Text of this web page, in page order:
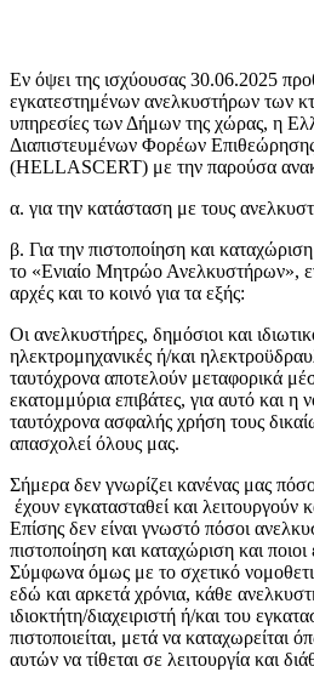
Εν όψει της ισχύουσας 30.06.2025
εγκατεστημένων ανελκυστήρων των
υπηρεσίες των Δήμων της χώρας, η
Διαπιστευμένων Φορέων
(HELLASCERT) με την παρούσα
α. για την κατάσταση με τους
β. Για την πιστοποίηση και
το «Ενιαίο Μητρώο Ανελκυστήρων»,
αρχές και το κοινό για τα εξής:
Οι ανελκυστήρες, δημόσιοι και
ηλεκτρομηχανικές ή/και
ταυτόχρονα αποτελούν μεταφορικά
εκατομμύρια επιβάτες, για αυτό και η
ταυτόχρονα ασφαλής χρήση τους
απασχολεί όλους μας.
Σήμερα δεν γνωρίζει κανένας μας
έχουν εγκατασταθεί και λειτουργούν
Επίσης δεν είναι γνωστό πόσοι
πιστοποίηση και καταχώριση και ποιοι
Σύμφωνα όμως με το σχετικό
εδώ και αρκετά χρόνια, κάθε
ιδιοκτήτη/διαχειριστή ή/και του
πιστοποιείται, μετά να καταχωρείται
αυτών να τίθεται σε λειτουργία και